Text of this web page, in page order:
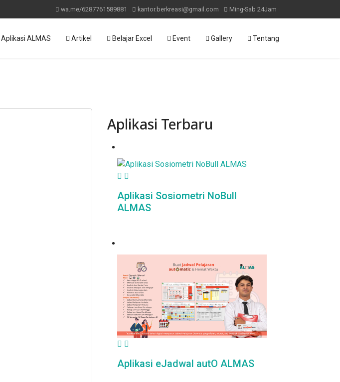
wa.me/6287761589881 kantor.berkreasi@gmail.com Ming-Sab 24Jam
Aplikasi ALMAS Artikel Belajar Excel Event Gallery Tentang
Aplikasi Terbaru
Aplikasi Sosiometri NoBull
ALMAS
Aplikasi eJadwal autO ALMAS